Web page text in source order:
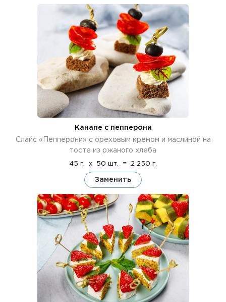
Канапе с пепперони
Слайс «Пепперони» с ореховым кремом и маслиной на
тосте из ржаного хлеба
45 г. x 50 шт. = 2 250 г.
Заменить